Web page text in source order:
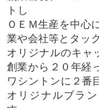
トし
ＯＥＭ生産を中心
業や会社等とタッ
オリジナルのキャ
創業から２０年経
ワシントンに２番
オリジナルブラ